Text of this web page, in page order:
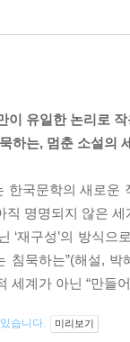
이 유일한 논리로
하는, 멈춘 소설의
한국문학의 새로
명명되지 않은
닌 ‘재구성’의 방
침묵하는”(해설,
세계가 아닌 “만들
습니다. 미리보기